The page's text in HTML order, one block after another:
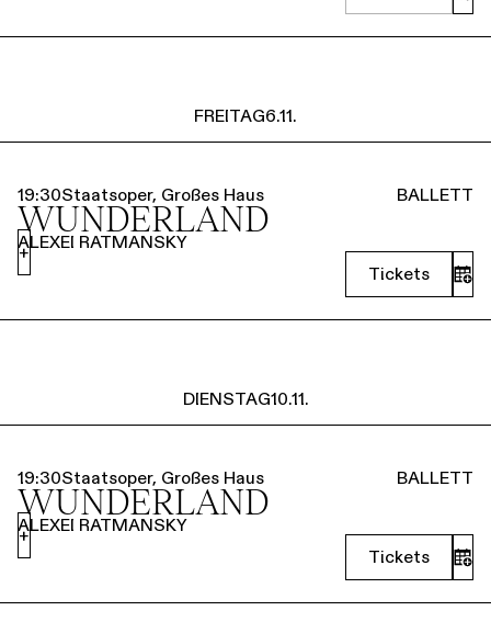
FREITAG6.11.
19:30Staatsoper, Großes Haus BALLETT
WUNDERLAND
ALEXEI RATMANSKY
Tickets
+
DIENSTAG10.11.
19:30Staatsoper, Großes Haus BALLETT
WUNDERLAND
ALEXEI RATMANSKY
Tickets
+